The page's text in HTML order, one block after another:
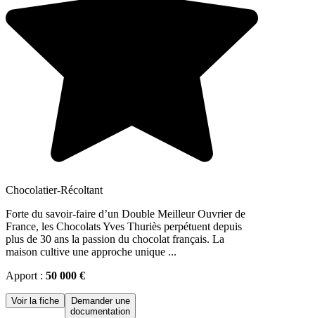
Chocolatier-Récoltant
Forte du savoir-faire d’un Double Meilleur Ouvrier de
France, les Chocolats Yves Thuriès perpétuent depuis
plus de 30 ans la passion du chocolat français. La
maison cultive une approche unique ...
Apport : 50 000 €
Voir la fiche
Demander une
documentation